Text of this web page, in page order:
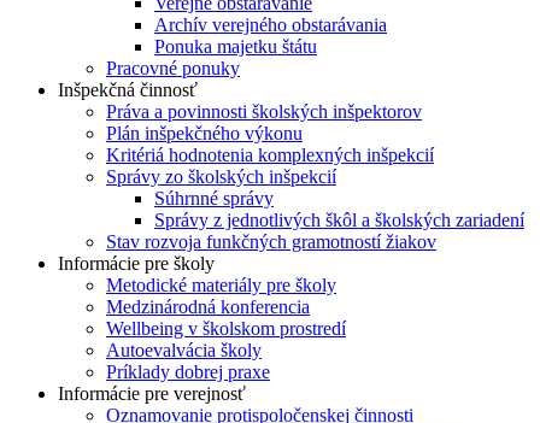
Archív verejného obstarávania
Ponuka majetku štátu
Pracovné ponuky
Inšpekčná činnosť
Práva a povinnosti školských inšpektorov
Plán inšpekčného výkonu
Kritériá hodnotenia komplexných inšpekcií
Správy zo školských inšpekcií
Súhrnné správy
Správy z jednotlivých škôl a školských zariadení
Stav rozvoja funkčných gramotností žiakov
Informácie pre školy
Metodické materiály pre školy
Medzinárodná konferencia
Wellbeing v školskom prostredí
Autoevalvácia školy
Príklady dobrej praxe
Informácie pre verejnosť
Oznamovanie protispoločenskej činnosti